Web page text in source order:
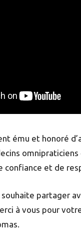
ému et honoré
confiance et de
souhaite partager
à vous pour